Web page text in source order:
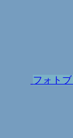
フォトブ